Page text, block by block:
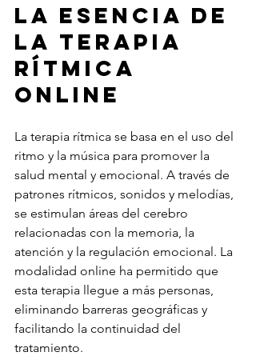
La esencia de
la terapia
rítmica
online
La terapia rítmica se basa en el uso del
ritmo y la música para promover la
salud mental y emocional. A través de
patrones rítmicos, sonidos y melodías,
se estimulan áreas del cerebro
relacionadas con la memoria, la
atención y la regulación emocional. La
modalidad online ha permitido que
esta terapia llegue a más personas,
eliminando barreras geográficas y
facilitando la continuidad del
tratamiento.